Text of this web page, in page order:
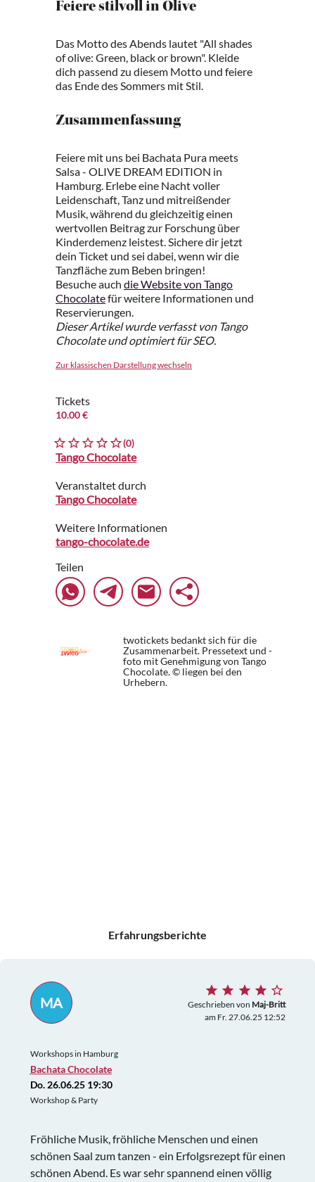
Feiere stilvoll in Olive
Das Motto des Abends lautet "All shades
of olive: Green, black or brown". Kleide
dich passend zu diesem Motto und feiere
das Ende des Sommers mit Stil.
Zusammenfassung
Feiere mit uns bei Bachata Pura meets
Salsa - OLIVE DREAM EDITION in
Hamburg. Erlebe eine Nacht voller
Leidenschaft, Tanz und mitreißender
Musik, während du gleichzeitig einen
wertvollen Beitrag zur Forschung über
Kinderdemenz leistest. Sichere dir jetzt
dein Ticket und sei dabei, wenn wir die
Tanzfläche zum Beben bringen!
Besuche auch die Website von Tango
Chocolatefür weitere Informationen und
Reservierungen.
Dieser Artikel wurde verfasst von Tango
Chocolate und optimiert für SEO.
Zur klassischen Darstellung wechseln
Tickets
10.00 €
(0)
Tango Chocolate
Veranstaltet durch
Tango Chocolate
Weitere Informationen
tango-chocolate.de
Teilen
twotickets bedankt sich für die
Zusammenarbeit. Pressetext und -
foto mit Genehmigung von Tango
Chocolate. © liegen bei den
Urhebern.
Erfahrungsberichte
MA Geschrieben von Maj-Britt
am Fr. 27.06.25 12:52
Workshops in Hamburg
Bachata Chocolate
Do. 26.06.25 19:30
Workshop & Party
Fröhliche Musik, fröhliche Menschen und einen
schönen Saal zum tanzen - ein Erfolgsrezept für einen
schönen Abend. Es war sehr spannend einen völlig